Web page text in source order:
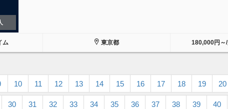
ム 東京都 180,000円～/
10 11 12 13 14 15 16 17 18 19 20
30 31 32 33 34 35 36 37 38 39 40